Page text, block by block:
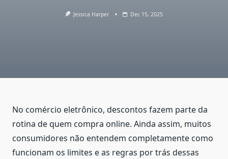
Jessica Harper Dec 15, 2025
No comércio eletrônico, descontos fazem parte da
rotina de quem compra online. Ainda assim, muitos
consumidores não entendem completamente como
funcionam os limites e as regras por trás dessas